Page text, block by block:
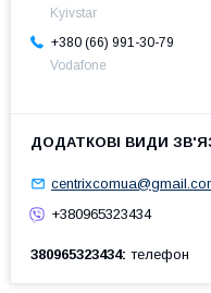
Kyivstar
+380 (66) 991-30-79
Vodafone
+380965323434
380965323434 телефон